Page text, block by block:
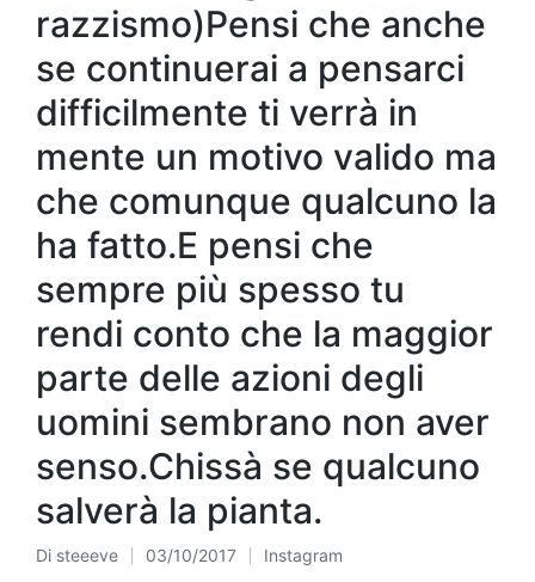
razzismo)Pensi che anche
se continuerai a pensarci
difficilmente ti verrà in
mente un motivo valido ma
che comunque qualcuno la
ha fatto.E pensi che
sempre più spesso tu
rendi conto che la maggior
parte delle azioni degli
uomini sembrano non aver
senso.Chissà se qualcuno
salverà la pianta.
Pubblicato
Di steeeve 03/10/2017
Pubblicato
Instagram